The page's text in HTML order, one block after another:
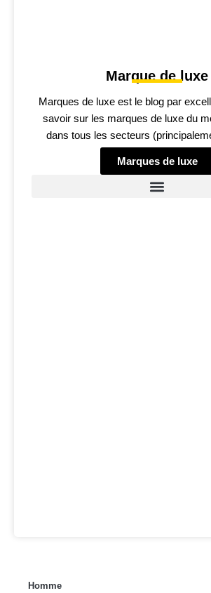
Marque de luxe
Marques de luxe est le blog par
savoir sur les marques de luxe du
dans tous les secteurs
Marques de luxe
Homme